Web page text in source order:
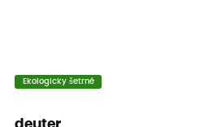
Ekologicky šetrné